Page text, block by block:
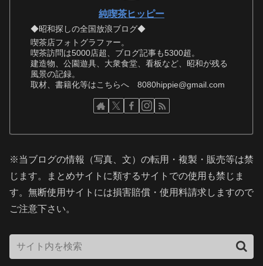
純喫茶ヒッピー
◆昭和探しの全国放浪ブログ◆
喫茶店フォトグラファー。
喫茶訪問は5000店超、ブログ記事も5300超。
建造物、公園遊具、大衆食堂、看板など、昭和が残る
風景の記録。
取材、書籍化等はこちらへ 8080hippie@gmail.com
※当ブログの情報（写真、文）の転用・複製・販売等は禁
じます。まとめサイトに類するサイトでの使用も禁じま
す。無断使用サイトには損害賠償・使用料請求しますので
ご注意下さい。